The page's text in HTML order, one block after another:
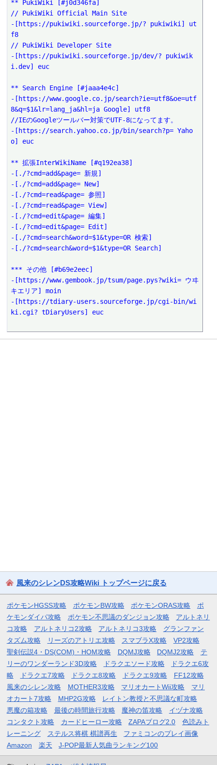
** PukiWiki [#j0d346fa]
// PukiWiki Official Main Site
-[https://pukiwiki.sourceforge.jp/? pukiwiki] ut
f8
// PukiWiki Developer Site
-[https://pukiwiki.sourceforge.jp/dev/? pukiwik
i.dev] euc
** Search Engine [#jaaa4e4c]
-[https://www.google.co.jp/search?ie=utf8&oe=utf
8&q=$1&lr=lang_ja&hl=ja Google] utf8
//IEのGoogleツールバー対策でUTF-8になってます。
-[https://search.yahoo.co.jp/bin/search?p= Yaho
o] euc
** 拡張InterWikiName [#q192ea38]
-[./?cmd=add&page= 新規]
-[./?cmd=add&page= New]
-[./?cmd=read&page= 参照]
-[./?cmd=read&page= View]
-[./?cmd=edit&page= 編集]
-[./?cmd=edit&page= Edit]
-[./?cmd=search&word=$1&type=OR 検索]
-[./?cmd=search&word=$1&type=OR Search]
*** その他 [#b69e2eec]
-[https://www.gembook.jp/tsum/page.pys?wiki= ウヰ
キエリア] moin
-[https://tdiary-users.sourceforge.jp/cgi-bin/wi
ki.cgi? tDiaryUsers] euc
風来のシレンDS攻略Wiki トップページに戻る
ポケモンHGSS攻略 ポケモンBW攻略 ポケモンORAS攻略
ポ
ケモンダイパ攻略
ポケモン不思議のダンジョン攻略
アルトネリ
コ攻略
アルトネリコ2攻略 アルトネリコ3攻略
グランファン
タズム攻略
リーズのアトリエ攻略 スマブラX攻略
VP2攻略
聖剣伝説4・DS(COM)・HOM攻略
DQMJ攻略 DQMJ2攻略
テ
リーのワンダーランド3D攻略
ドラクエソード攻略
ドラクエ6攻
略
ドラクエ7攻略 ドラクエ8攻略 ドラクエ9攻略
FF12攻略
風来のシレン攻略
MOTHER3攻略 マリオカートWii攻略
マリ
オカート7攻略
MHP2G攻略
レイトン教授と不思議な町攻略
悪魔の箱攻略
最後の時間旅行攻略 魔神の笛攻略
イヅナ攻略
コンタクト攻略
カードヒーロー攻略 ZAPAブログ2.0
色読みト
レーニング
ステルス将棋 棋譜再生
ファミコンのプレイ画像
Amazon
楽天 J-POP最新人気曲ランキング100